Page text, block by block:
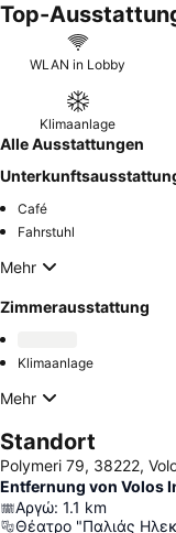
Top-
WLAN in Lobby
Klimaanlage
Alle Ausstattungen
Café
Fahrstuhl
Mehr
Zimmerausstattung
Klimaanlage
Mehr
Standort
Polymeri 79, 38222,
Entfernung von Volos
Αργώ: 1.1 km
Θέατρο "Παλιάς